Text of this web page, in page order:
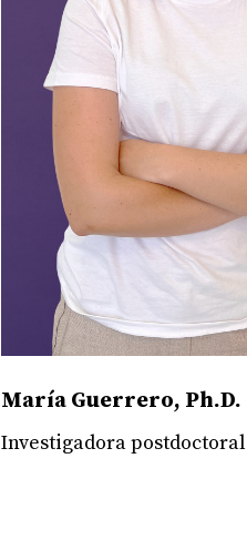
María Guerrero, Ph.D.
Investigadora postdoctoral